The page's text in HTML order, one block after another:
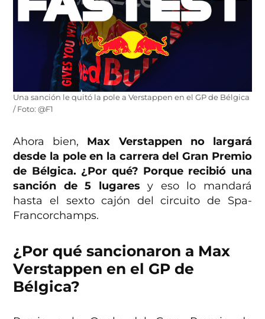
Una sanción le quitó la pole a Verstappen en el GP de Bélgica
/ Foto: @F1
Ahora bien, Max Verstappen no largará
desde la pole en la carrera del Gran Premio
de Bélgica. ¿Por qué? Porque recibió una
sanción de 5 lugares y eso lo mandará
hasta el sexto cajón del circuito de Spa-
Francorchamps.
¿Por qué sancionaron a Max
Verstappen en el GP de
Bélgica?